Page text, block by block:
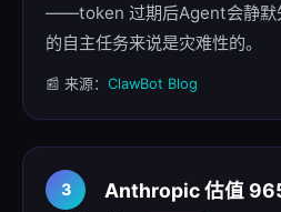
——token 过期后Agent会静默
的自主任务来说是灾难性的。
📰 来源： ClawBot Blog
3
Anthropic 估值